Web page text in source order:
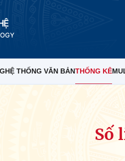
HỆ THỐNG VĂN BẢNTHỐNG KÊ
Số